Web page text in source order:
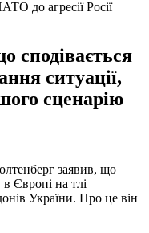
до агресії Росії
сподівається
ситуації,
сценарію
заявив, що
Європі на тлі
України. Про це він